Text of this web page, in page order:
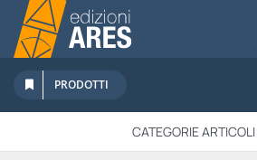
Salta
contenuto
Chi Siamo
Sostienici
Abbonamenti
PRODOTTI
CATEGORIE ARTICOLI